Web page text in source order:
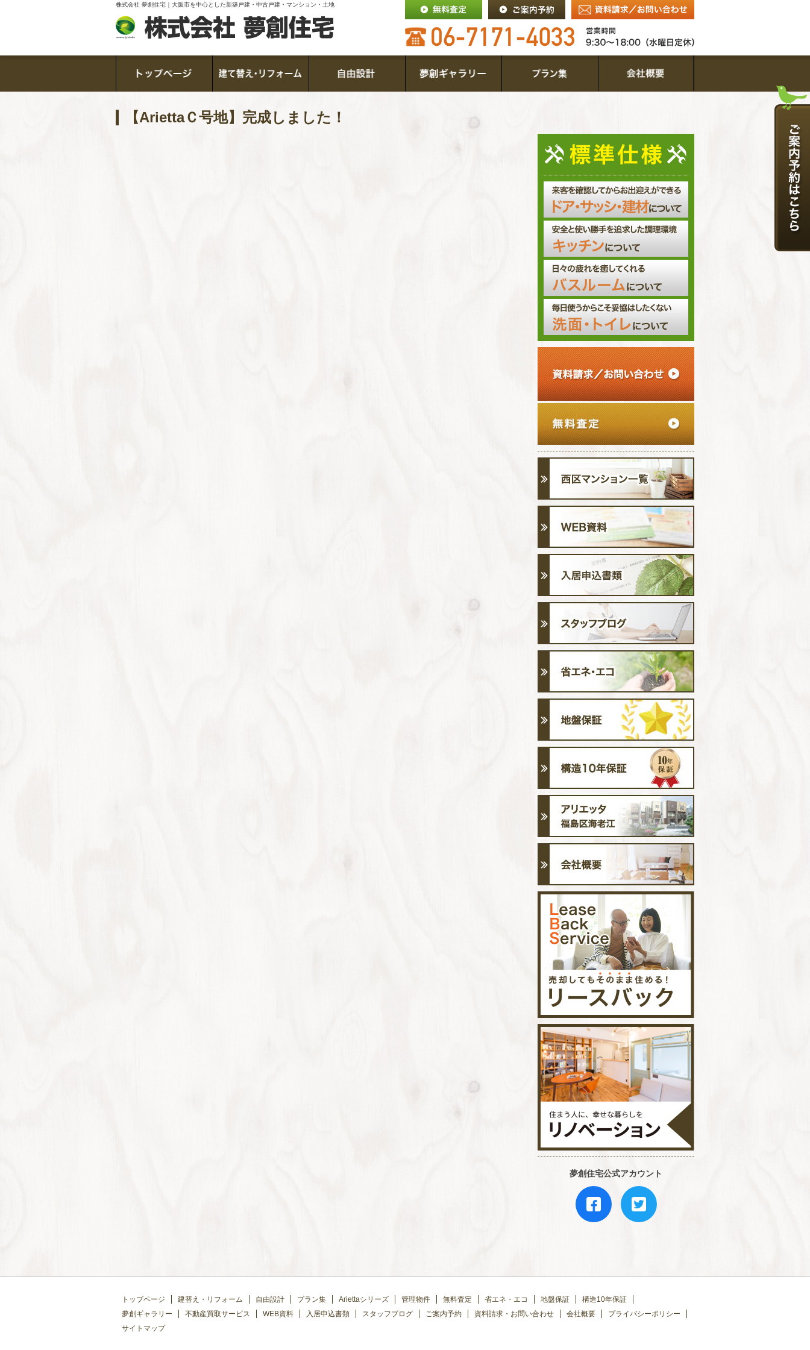
株式会社 夢創住宅｜大阪市を中心とした新築戸建・中古戸建・マンション・土地
【AriettaＣ号地】完成しました！
夢創住宅公式アカウント
トップページ 建替え・リフォーム 自由設計 プラン集 Ariettaシリーズ 管理物件 無料査定 省エネ・エコ 地盤保証
構造10年保証
夢創ギャラリー
不動産買取サービス WEB資料 入居申込書類 スタッフブログ ご案内予約 資料請求・お問い合わせ 会社概要
プライバシーポリシー
サイトマップ